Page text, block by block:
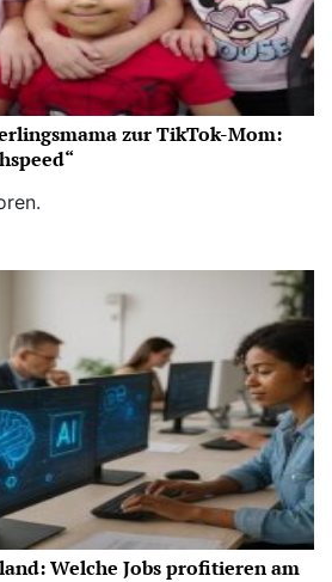
zur TikTok-Mom:
Welche Jobs profitieren am